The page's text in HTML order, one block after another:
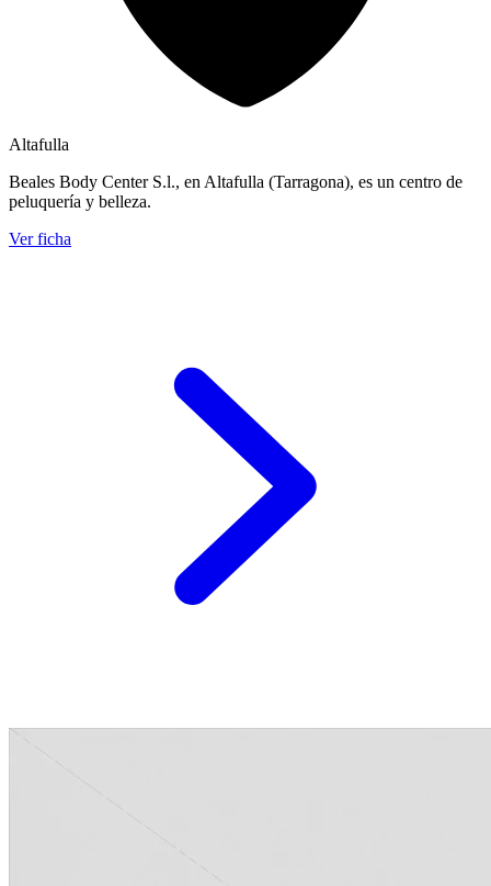
Altafulla
Beales Body Center S.l., en Altafulla (Tarragona), es un centro de
peluquería y belleza.
Ver ficha